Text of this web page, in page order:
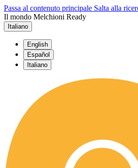
Passa al contenuto principale Salta alla
Il mondo Melchioni Ready
Italiano
English
Español
Italiano